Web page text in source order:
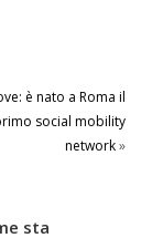
è nato a Roma il
social mobility
network»
sta